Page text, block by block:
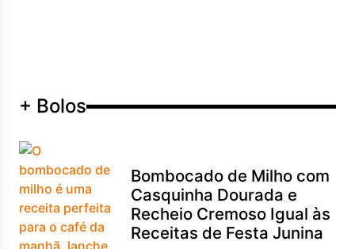
+ Bolos
Bombocado de Milho com
Casquinha Dourada e
Recheio Cremoso Igual às
Receitas de Festa Junina